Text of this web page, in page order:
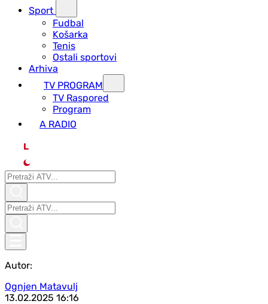
Sport
Fudbal
Košarka
Tenis
Ostali sportovi
Arhiva
TV PROGRAM
ТV Raspored
Program
A RADIO
L
Autor:
Ognjen Matavulj
13.02.2025 16:16